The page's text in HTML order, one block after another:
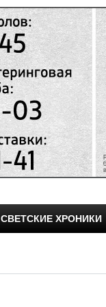
СВЕТСКИЕ ХРОНИКИ